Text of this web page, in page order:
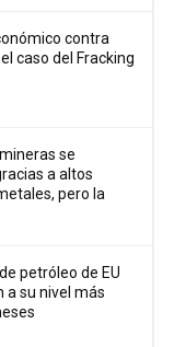
contra
caso del Fracking
se
a altos
pero la
petróleo de EU
a su nivel más